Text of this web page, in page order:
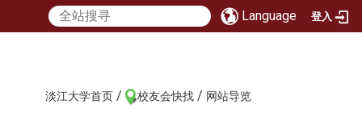
Language 登入
淡江大学首页 / 校友会快找 / 网站导览